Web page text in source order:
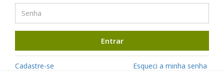
Entrar
Cadastre-se Esqueci a minha senha